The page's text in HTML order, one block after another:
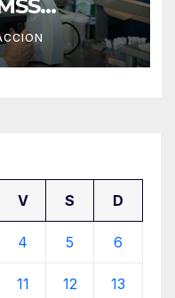
de
anal
V S D
4 5 6
11 12 13